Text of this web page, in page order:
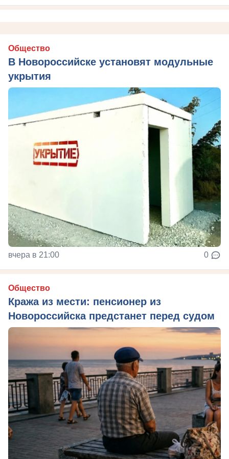
Общество
В Новороссийске установят модульные
укрытия
вчера в 21:00 0
Общество
Кража из мести: пенсионер из
Новороссийска предстанет перед судом